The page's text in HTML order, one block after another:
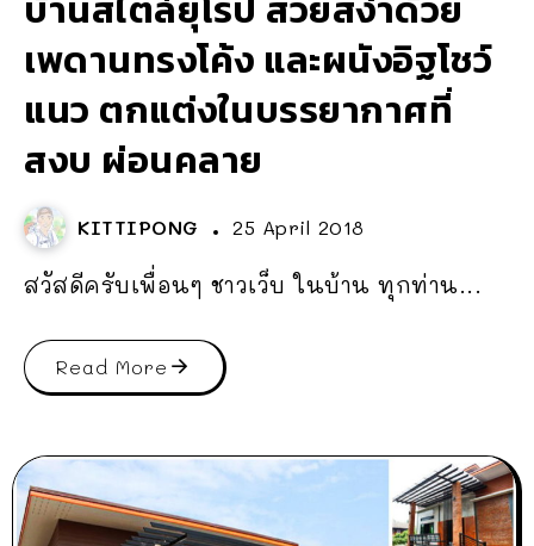
เพดานทรงโค้ง และผนังอิฐโชว์
แนว ตกแต่งในบรรยากาศที่
สงบ ผ่อนคลาย
KITTIPONG 25 April 2018
สวัสดีครับเพื่อนๆ ชาวเว็บ ในบ้าน ทุกท่าน...
Read More